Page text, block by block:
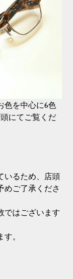
色を中心に6色
にてご覧くだ
いるため、店頭
めご了承くださ
ではございます
。